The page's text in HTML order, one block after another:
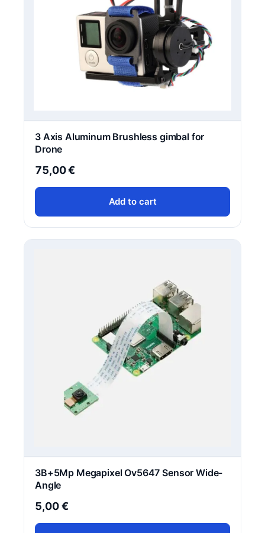
3 Axis Aluminum Brushless gimbal for
Drone
75,00€
Add to cart
3B+5Mp Megapixel Ov5647 Sensor Wide-
Angle
5,00€